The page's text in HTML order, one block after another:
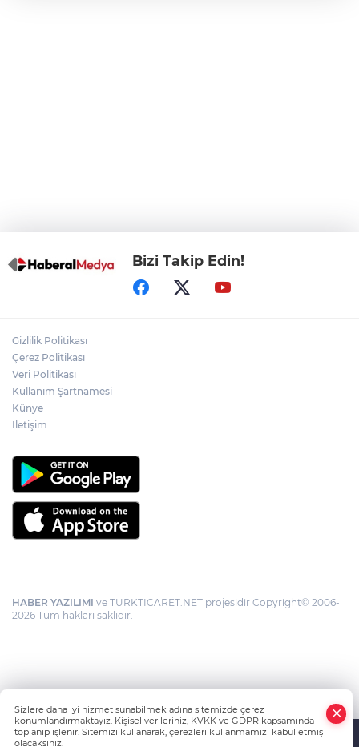
Bizi Takip Edin!
Gizlilik Politikası
Çerez Politikası
Veri Politikası
Kullanım Şartnamesi
Künye
İletişim
HABER YAZILIMI ve TURKTICARET.NET projesidir Copyright© 2006-
2026 Tüm hakları saklıdır.
Sizlere daha iyi hizmet sunabilmek adına sitemizde çerez
konumlandırmaktayız. Kişisel verileriniz, KVKK ve GDPR kapsamında
toplanıp işlenir. Sitemizi kullanarak, çerezleri kullanmamızı kabul etmiş
olacaksınız.